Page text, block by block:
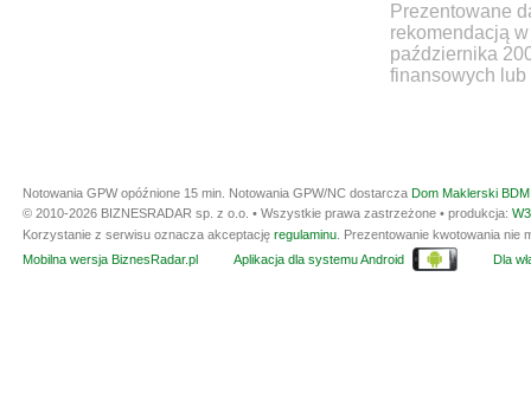
Prezentowane
rekomendacją
października
finansowych lub
Notowania GPW opóźnione 15 min. Notowania GPW/NC dostarcza Dom Maklerski
© 2010-2026 BIZNESRADAR sp. z o.o. • Wszystkie prawa zastrzeżone • produkcja:
Korzystanie z serwisu oznacza akceptację regulaminu . Prezentowanie kwotowania
Mobilna wersja BiznesRadar.pl
Aplikacja dla systemu Android Dla